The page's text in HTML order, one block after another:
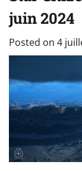
juin 2024
Posted on 4